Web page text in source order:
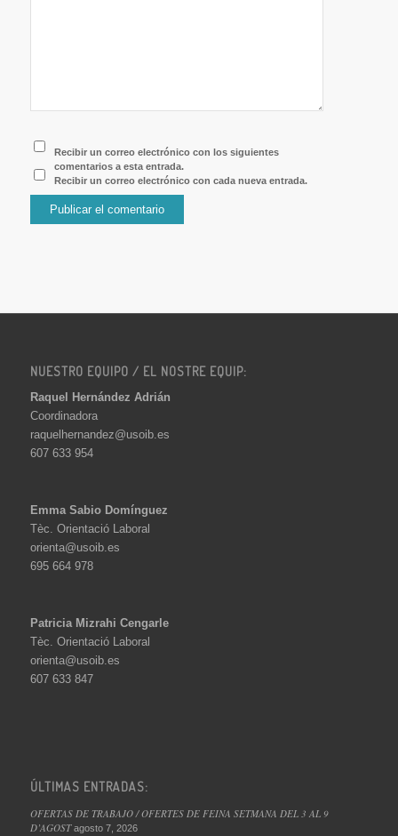
Recibir un correo electrónico con los siguientes
comentarios a esta entrada.
Recibir un correo electrónico con cada nueva entrada.
NUESTRO EQUIPO / EL NOSTRE EQUIP:
Raquel Hernández Adrián
Coordinadora
raquelhernandez@usoib.es
607 633 954
Emma Sabio Domínguez
Tèc. Orientació Laboral
orienta@usoib.es
695 664 978
Patricia Mizrahi Cengarle
Tèc. Orientació Laboral
orienta@usoib.es
607 633 847
ÚLTIMAS ENTRADAS:
OFERTAS DE TRABAJO / OFERTES DE FEINA SETMANA DEL 3 AL 9
D’AGOST agosto 7, 2026